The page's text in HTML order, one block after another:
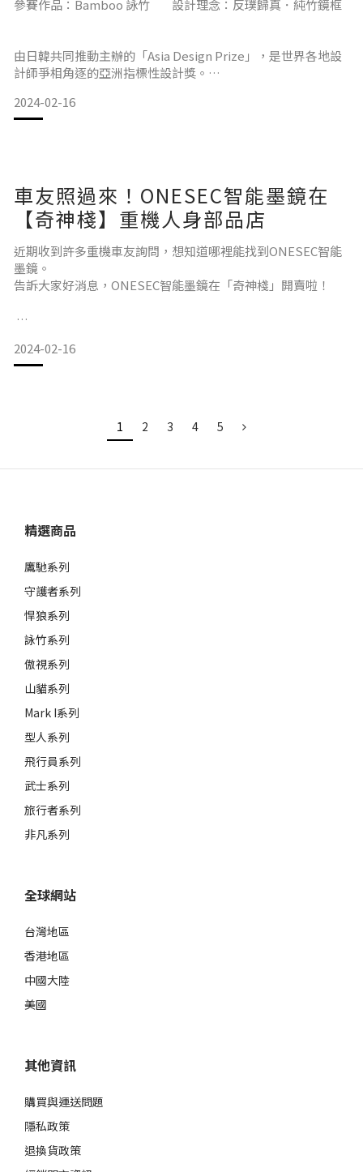
可隨光線變色的鏡片，才是更吸引我的地方！
墨鏡只能換上白色護目鏡..
有了變色鏡片真的
時可能遇到的各種困擾。劉先生提到，在開車途中經常遇到光
線變化很大的情況，有時候轉過一個彎，馬上就被光刺得眼睛
睜不開，許多駕駛喜歡在車上放墨鏡，很多都是靠紫外線變色
的墨鏡，在不需要墨鏡環境的情況時，一般變色墨鏡
參賽作品：Bamboo 詠竹 設計理念：反璞歸真．純竹鏡框
由日韓共同推動主辦的「Asia Design Prize」，是世界各地設
計師爭相角逐的亞洲指標性設計獎。
成立的初衷在挖掘優秀的亞洲設計師作品，讓世界體驗亞洲美
學及文化。
近日2024年度的亞洲設計獎Asia Design Prize結果揭曉，在超
過2,000件的報名作品中，最終僅有
約一成的作品在激烈競爭中脫穎而出，這次ONESEC
EYEWEAR的詠竹系列得到眾多評審的讚賞！
2024-02-16
車友照過來！ONESEC智能墨鏡在
【奇神棧】重機人身部品店
近期收到許多重機車友詢問，想知道哪裡能找到ONESEC智能
墨鏡。
告訴大家好消息，ONESEC智能墨鏡在「奇神棧」開賣啦！
進入這家騎士人身部品店，彷彿踏上了一場風格的探險，每一
個角落都散發著濃厚的美式騎士文化氛圍。
這裡不僅是一個購物空間，更是多種風格的延伸，為騎士們打
從裝潢、商品選擇，陳老闆都用心經營，讓整個店充滿了對重
機的熱情與獨特性。
如果你也是熱愛騎重機的夥伴，絕對能夠感受到他的用心。
2024-02-16
1 2 3 4 5
精選商品
鷹馳系列
守護者系列
悍狼系列
詠竹系列
傲視系列
山貓系列
Mark I系列
型人系列
飛行員系列
武士系列
旅行者系列
非凡系列
全球網站
台灣地區
香港地區
中國大陸
美國
其他資訊
購買與運送問題
隱私政策
退換貨政策